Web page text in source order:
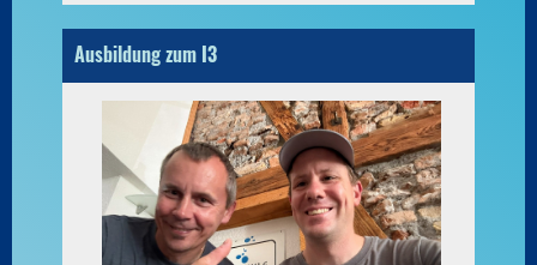
Ausbildung zum I3